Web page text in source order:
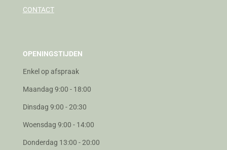
CONTACT
OPENINGSTIJDEN
Enkel op afspraak
Maandag 9:00 - 18:00
Dinsdag 9:00 - 20:30
Woensdag 9:00 - 14:00
Donderdag 13:00 - 20:00